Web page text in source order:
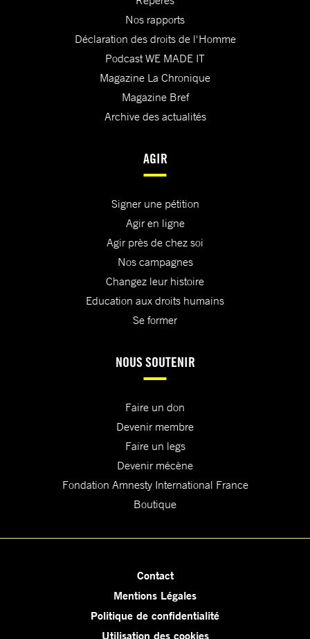
Nos rapports
Déclaration des droits de l'Homme
Podcast WE MADE IT
Magazine La Chronique
Magazine Bref
Archive des actualités
AGIR
Signer une pétition
Agir en ligne
Agir près de chez soi
Nos campagnes
Changez leur histoire
Education aux droits humains
Se former
NOUS SOUTENIR
Faire un don
Devenir membre
Faire un legs
Devenir mécène
Fondation Amnesty International France
Boutique
Contact
Mentions Légales
Politique de confidentialité
Utilisation des cookies